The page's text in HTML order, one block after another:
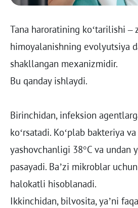
Tana haroratining ko‘tarilishi –
himoyalanishning evolyutsiya
shakllangan mexanizmidir.
Bu qanday ishlaydi.
Birinchidan, infeksion
ko‘rsatadi. Ko‘plab bakteriya
yashovchanligi 38°C va undan
pasayadi. Ba’zi mikroblar
halokatli hisoblanadi.
Ikkinchidan, bilvosita, ya’ni